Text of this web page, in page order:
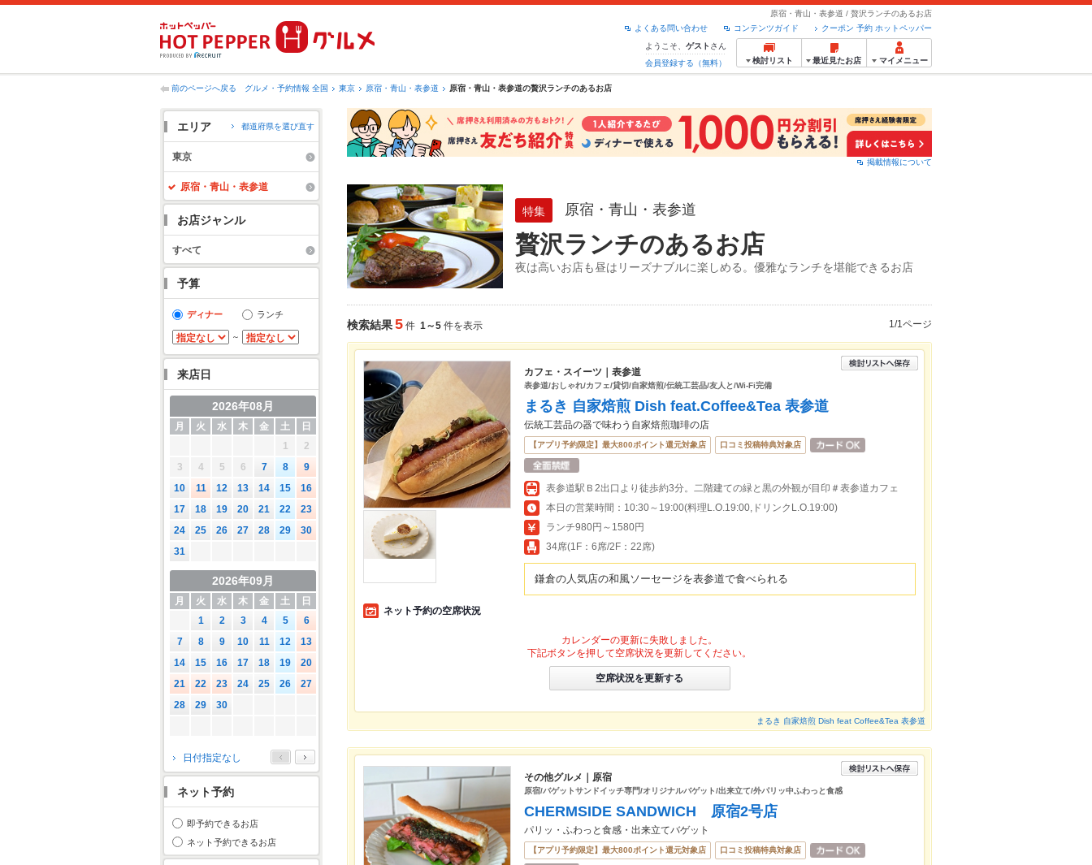
原宿・青山・表参道 / 贅沢ランチのあるお店
クーポン 予約 ホットペッパー
コンテンツガイド
よくある問い合わせ
ようこそ、 ゲスト さん
会員登録する（無料）
検討リスト 最近見たお店 マイメニュー
前のページへ戻る グルメ・予約情報 全国 東京 原宿・青山・表参道 原宿・青山・表参道の贅沢ランチのあるお店
エリア 都道府県を選び直す
東京
原宿・青山・表参道
お店ジャンル
すべて
予算
ディナー ランチ
～
来店日
2026年08月
月 火 水 木 金 土
日
1
2
3
4 5 6 7 8
9
10
11 12 13 14 15
16
17
18 19 20 21 22
23
24
25 26 27 28 29
30
31
2026年09月
月 火 水 木 金 土
日
1
2 3 4 5
6
7
8 9 10 11 12
13
14
15 16 17 18 19
20
21
22 23 24 25 26
27
28
29 30
2026年10月
月 火 水 木 金 土
日
5
12
14 15 16
19
20 21 22 23 24
25
日付指定なし
ネット予約
即予約できるお店
ネット予約できるお店
掲載情報について
特集 原宿・青山・表参道
贅沢ランチのあるお店
夜は高いお店も昼はリーズナブルに楽しめる。優雅なランチを堪能できるお店
検索結果5 件 1～5 件を表示 1/1ページ
カフェ・スイーツ｜表参道
表参道/おしゃれ/カフェ/貸切/自家焙煎/伝統工芸品/友人と/Wi-Fi完備
まるき 自家焙煎 Dish feat.Coffee&Tea 表参道
伝統工芸品の器で味わう自家焙煎珈琲の店
【アプリ予約限定】最大800ポイント還元対象店 口コミ投稿特典対象店
表参道駅Ｂ2出口より徒歩約3分。二階建ての緑と黒の外観が目印＃表参道カフェ
本日の営業時間：10:30～19:00(料理L.O.19:00,ドリンクL.O.19:00)
ランチ980円～1580円
34席(1F：6席/2F：22席)
鎌倉の人気店の和風ソーセージを表参道で食べられる
ネット予約の空席状況
カレンダーの更新に失敗しました。
下記ボタンを押して空席状況を更新してください。
空席状況を更新する
まるき 自家焙煎 Dish feat Coffee&Tea 表参道
その他グルメ｜原宿
原宿/バゲットサンドイッチ専門/オリジナルバゲット/出来立て/外パリッ中ふわっと食感
CHERMSIDE SANDWICH 原宿2号店
パリッ・ふわっと食感・出来立てバゲット
【アプリ予約限定】最大800ポイント還元対象店 口コミ投稿特典対象店